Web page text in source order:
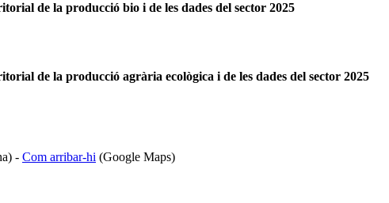
de la producció bio i de les dades del sector 2025
de la producció agrària ecològica i de les dades del sector 2025
- Com arribar-hi (Google Maps)